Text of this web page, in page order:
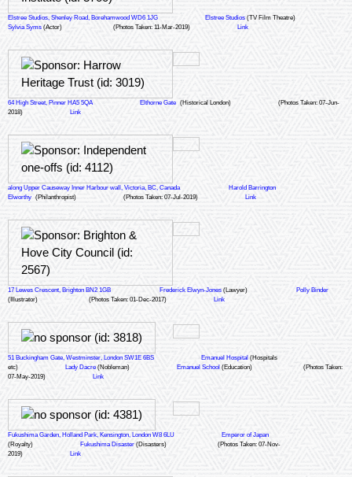
Elstree Studios, Shenley Road, Borehamwood WD6 1JG Elstree Studios (TV Film Theatre)
Sylvia Syms (Actor) (Photos Taken: 11-Mar-2019) Link
64 High Street, Pinner HA5 5QA Elthorne Gate (Historical London)
(Photos Taken: 07-Jun-
2018)
Link
along Upper Causeway Inner Harbour wall, Victoria, BC, Canada
Harold Barrington
Elworthy (Philanthropist) (Photos Taken: 07-Jul-2019) Link
17 Lewes Crescent, Brighton BN2 1GB Frederick Elwyn-Jones (Lawyer)
Polly Binder
(Illustrator)
(Photos Taken: 01-Dec-2017) Link
51 Buckingham Gate, Westminster, London SW1E 6BS Emanuel Hospital (Hospitals
etc)
Lady Dacre (Nobleman) Emanuel School (Education)
(Photos Taken:
07-May-2019)
Link
Fukushima Garden, Holland Park, Kensington, London W8 6LU
Emperor of Japan
(Royalty)
Fukushima Disaster (Disasters)
(Photos Taken: 07-Nov-
2019)
Link